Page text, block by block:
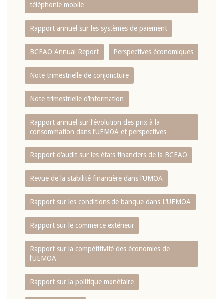
téléphonie mobile
Rapport annuel sur les systèmes de paiement
BCEAO Annual Report Perspectives économiques
Note trimestrielle de conjoncture
Note trimestrielle d‘information
Rapport annuel sur l‘évolution des prix à la
consommation dans l‘UEMOA et perspectives
Rapport d‘audit sur les états financiers de la BCEAO
Revue de la stabilité financière dans l‘UMOA
Rapport sur les conditions de banque dans L‘UEMOA
Rapport sur le commerce extérieur
Rapport sur la compétitivité des économies de
l‘UEMOA
Rapport sur la politique monétaire